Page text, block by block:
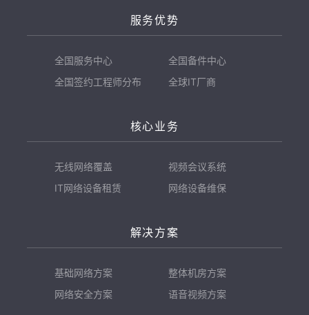
服务优势
全国服务中心
全国备件中心
全国签约工程师分布
全球IT厂商
核心业务
无线网络覆盖
视频会议系统
IT网络设备租赁
网络设备维保
解决方案
基础网络方案
整体机房方案
网络安全方案
语音视频方案